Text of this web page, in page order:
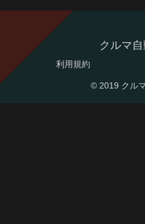
クルマ
利用規約
© 2019 クル